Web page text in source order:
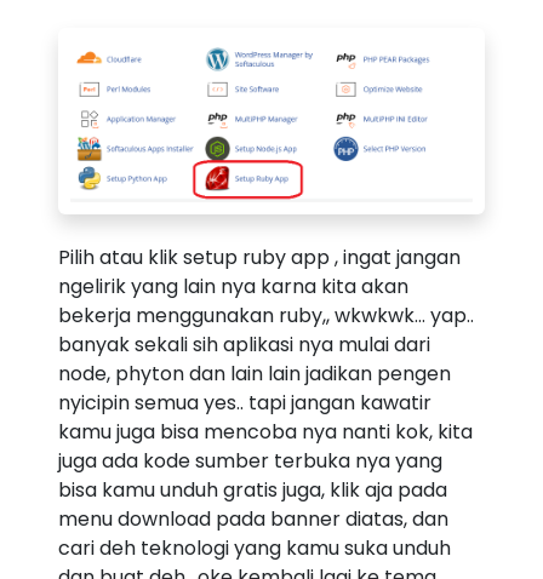
Pilih atau klik setup ruby app , ingat jangan
ngelirik yang lain nya karna kita akan
bekerja menggunakan ruby,, wkwkwk... yap..
banyak sekali sih aplikasi nya mulai dari
node, phyton dan lain lain jadikan pengen
nyicipin semua yes.. tapi jangan kawatir
kamu juga bisa mencoba nya nanti kok, kita
juga ada kode sumber terbuka nya yang
bisa kamu unduh gratis juga, klik aja pada
menu download pada banner diatas, dan
cari deh teknologi yang kamu suka unduh